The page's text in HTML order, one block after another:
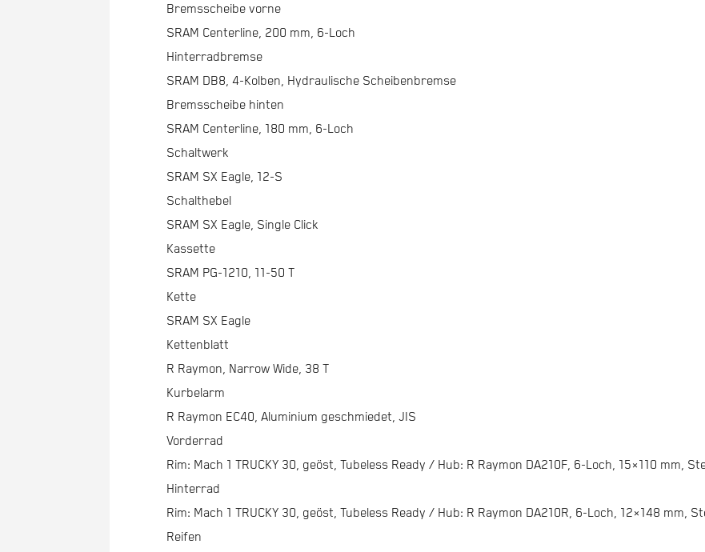
Bremsscheibe vorne
SRAM Centerline, 200 mm, 6-Loch
Hinterradbremse
SRAM DB8, 4-Kolben, Hydraulische Scheibenbremse
Bremsscheibe hinten
SRAM Centerline, 180 mm, 6-Loch
Schaltwerk
SRAM SX Eagle, 12-S
Schalthebel
SRAM SX Eagle, Single Click
Kassette
SRAM PG-1210, 11-50 T
Kette
SRAM SX Eagle
Kettenblatt
R Raymon, Narrow Wide, 38 T
Kurbelarm
R Raymon EC40, Aluminium geschmiedet, JIS
Vorderrad
Rim: Mach 1 TRUCKY 30, geöst, Tubeless Ready / Hub: R Raymon DA210F, 6-Loch, 15×110 mm,
Hinterrad
Rim: Mach 1 TRUCKY 30, geöst, Tubeless Ready / Hub: R Raymon DA210R, 6-Loch, 12×148 mm,
Reifen